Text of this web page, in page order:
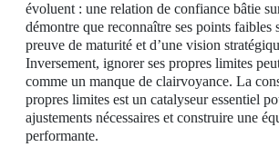
évoluent : une relation de confiance bâtie
démontre que reconnaître ses points faibles
preuve de maturité et d’une vision
Inversement, ignorer ses propres limites
comme un manque de clairvoyance. La
propres limites est un catalyseur essentiel
ajustements nécessaires et construire une
performante.